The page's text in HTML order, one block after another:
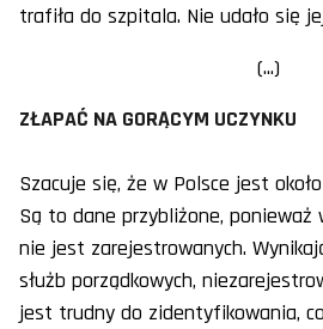
trafiła do szpitala. Nie udało się
(...)
ZŁAPAĆ NA GORĄCYM UCZYNKU
Szacuje się, że w Polsce jest
Są to dane przybliżone,
nie jest zarejestrowanych.
służb porządkowych,
jest trudny do zidentyfikowania,